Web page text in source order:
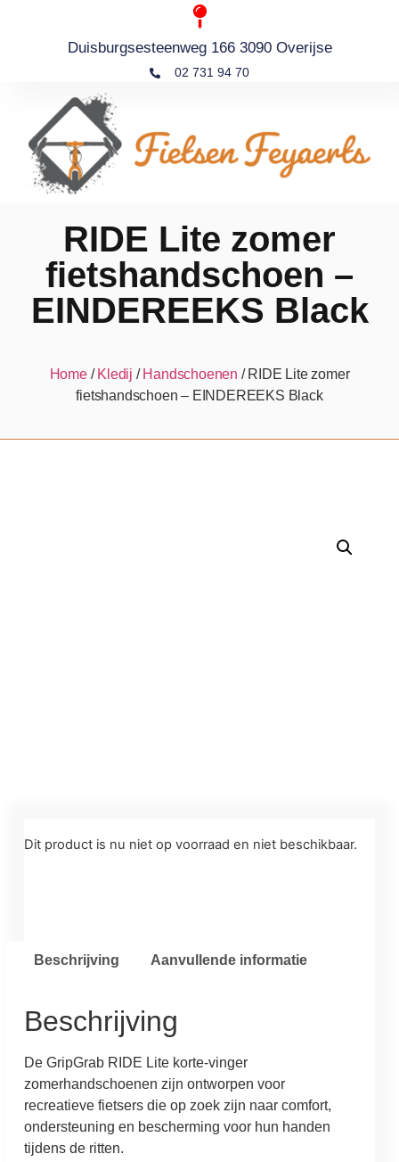
Duisburgsesteenweg 166 3090 Overijse
02 731 94 70
RIDE Lite zomer
fietshandschoen –
EINDEREEKS Black
Home/ Kledij / Handschoenen / RIDE Lite zomer
fietshandschoen – EINDEREEKS Black
Dit product is nu niet op voorraad en niet beschikbaar.
Beschrijving Aanvullende informatie
Beschrijving
De GripGrab RIDE Lite korte-vinger
zomerhandschoenen zijn ontworpen voor
recreatieve fietsers die op zoek zijn naar comfort,
ondersteuning en bescherming voor hun handen
tijdens de ritten.